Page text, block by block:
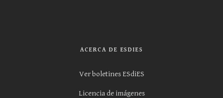
ACERCA DE ESDIES
Ver boletines ESdiES
Licencia de imágenes